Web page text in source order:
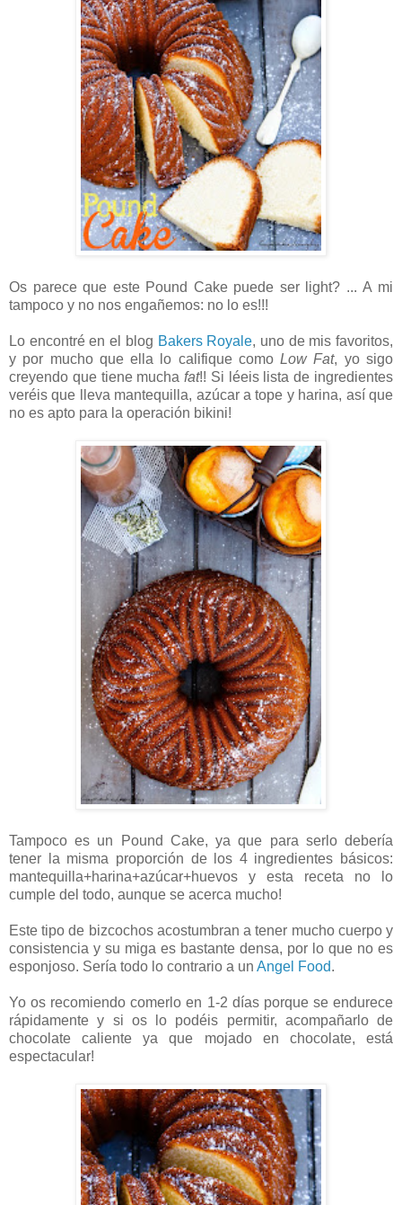
Os parece que este Pound Cake puede ser light? ... A mi
tampoco y no nos engañemos: no lo es!!!
Lo encontré en el blog Bakers Royale, uno de mis favoritos,
y por mucho que ella lo califique comoLow Fat, yo sigo
creyendo que tiene muchafat!! Si léeis lista de ingredientes
veréis que lleva mantequilla, azúcar a tope y harina, así que
no es apto para la operación bikini!
Tampoco es un Pound Cake, ya que para serlo debería
tener la misma proporción de los 4 ingredientes básicos:
mantequilla+harina+azúcar+huevos y esta receta no lo
cumple del todo, aunque se acerca mucho!
Este tipo de bizcochos acostumbran a tener mucho cuerpo y
consistencia y su miga es bastante densa, por lo que no es
esponjoso. Sería todo lo contrario a un Angel Food.
Yo os recomiendo comerlo en 1-2 días porque se endurece
rápidamente y si os lo podéis permitir, acompañarlo de
chocolate caliente ya que mojado en chocolate, está
espectacular!